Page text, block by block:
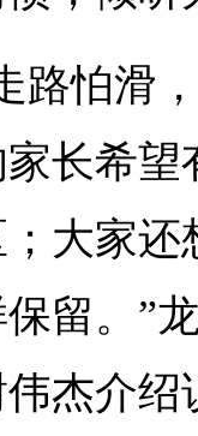
路怕滑
长希
大家
留。”
杰介